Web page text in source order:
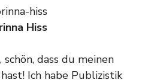
Hiss
dass du meinen
Ich habe Publizistik